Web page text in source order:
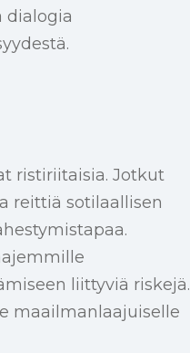
dialogia
ristiriitaisia. Jotkut
reittiä sotilaallisen
liittyviä riskejä.
maailmanlaajuiselle